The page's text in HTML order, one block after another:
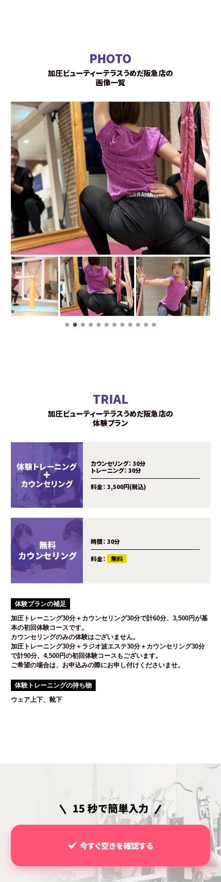
PHOTO
加圧ビューティーテラスうめだ阪急店の
画像一覧
TRIAL
加圧ビューティーテラスうめだ阪急店の
体験プラン
カウンセリング： 30分
トレーニング： 30分
料金： 3,500円(税込)
時間： 30分
料金： 無料
体験プランの補足
加圧トレーニング30分＋カウンセリング30分で計60分、3,500円が基
本の初回体験コースです。
カウンセリングのみの体験はございません。
加圧トレーニング30分＋ラジオ波エステ30分＋カウンセリング30分
で計90分、4,500円の初回体験コースもございます。
ご希望の場合は、お申込みの際にお申し付けくださいませ。
体験トレーニングの持ち物
ウェア上下、靴下
今すぐ空きを確認する